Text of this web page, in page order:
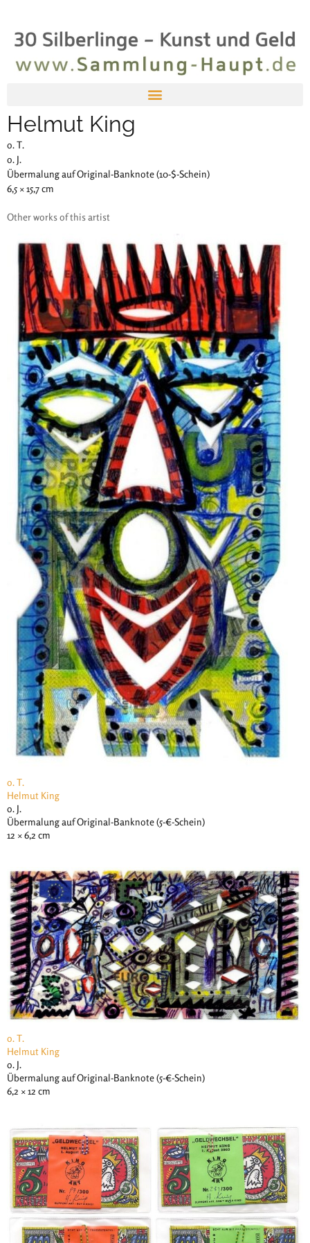
Helmut King
o. T.
o. J.
Übermalung auf Original-Banknote (10-$-Schein)
6,5 × 15,7 cm
Other works of this artist
o. T.
Helmut King
o. J.
Übermalung auf Original-Banknote (5-€-Schein)
12 × 6,2 cm
o. T.
Helmut King
o. J.
Übermalung auf Original-Banknote (5-€-Schein)
6,2 × 12 cm